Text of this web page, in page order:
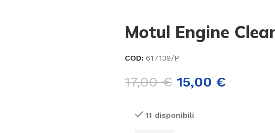
Motul Engine
COD: 617139/P
17,00€ 15,00 €
11 disponibili